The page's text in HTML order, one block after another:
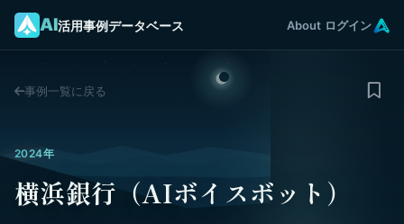
AI活用事例データベース About ログイン
事例一覧に戻る
2024年
横浜銀行（AIボイスボット）